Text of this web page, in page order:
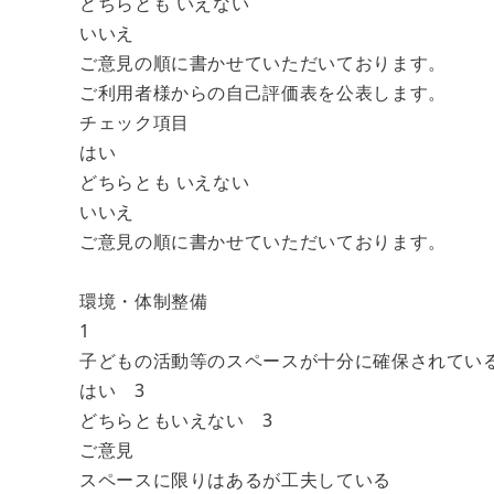
いいえ
ご意見の順に書かせていただいております。
ご利用者様からの自己評価表を公表します。
チェック項目
はい
どちらとも いえない
いいえ
ご意見の順に書かせていただいております。
環境・体制整備
1
子どもの活動等のスペースが十分に確保されてい
はい 3
どちらともいえない 3
ご意見
スペースに限りはあるが工夫している